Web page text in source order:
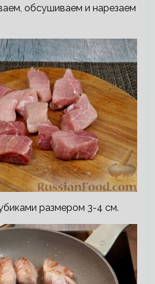
обсушиваем и нарезаем
размером 3-4 см.